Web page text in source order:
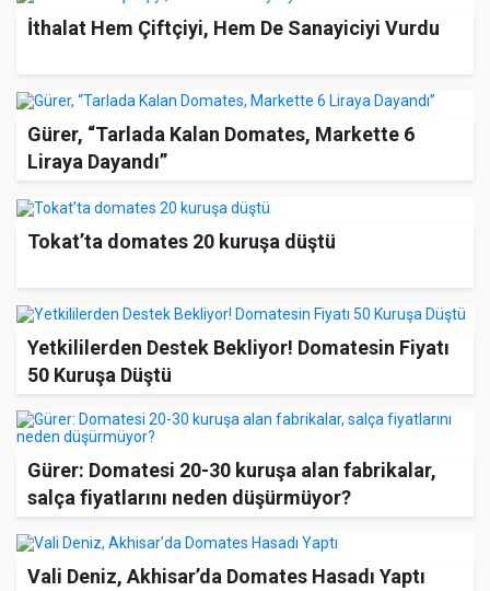
İthalat Hem Çiftçiyi, Hem De Sanayiciyi Vurdu
Gürer, “Tarlada Kalan Domates, Markette 6
Liraya Dayandı”
Tokat’ta domates 20 kuruşa düştü
Yetkililerden Destek Bekliyor! Domatesin Fiyatı
50 Kuruşa Düştü
Gürer: Domatesi 20-30 kuruşa alan fabrikalar,
salça fiyatlarını neden düşürmüyor?
Vali Deniz, Akhisar’da Domates Hasadı Yaptı